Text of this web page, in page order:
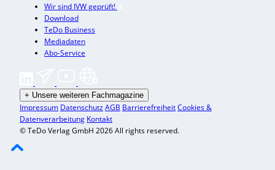
Wir sind IVW geprüft!
Download
TeDo Business
Mediadaten
Abo-Service
+ Unsere weiteren Fachmagazine
Impressum DatenschutzAGB BarrierefreiheitCookies &
Datenverarbeitung Kontakt
© TeDo Verlag GmbH 2026 All rights reserved.